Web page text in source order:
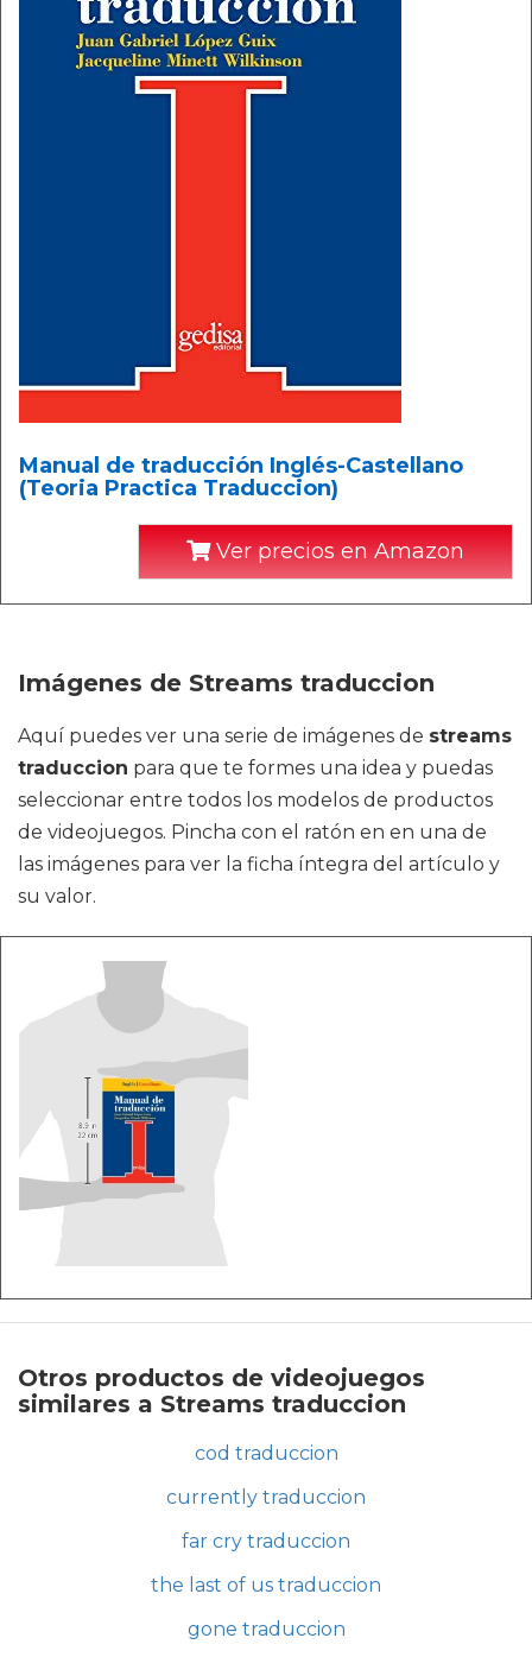
Manual de traducción Inglés-Castellano
(Teoria Practica Traduccion)
Ver precios en Amazon
Imágenes de Streams traduccion
Aquí puedes ver una serie de imágenes de streams
traduccion para que te formes una idea y puedas
seleccionar entre todos los modelos de productos
de videojuegos. Pincha con el ratón en en una de
las imágenes para ver la ficha íntegra del artículo y
su valor.
Otros productos de videojuegos
similares a Streams traduccion
cod traduccion
currently traduccion
far cry traduccion
the last of us traduccion
gone traduccion